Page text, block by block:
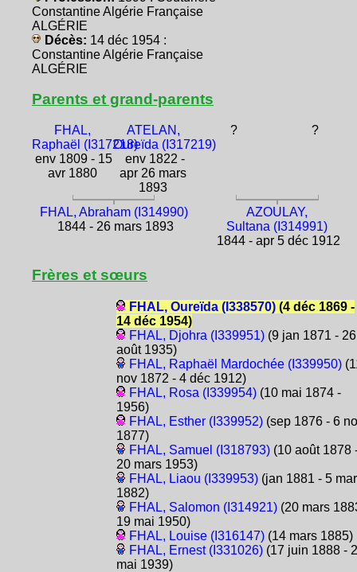
Constantine Algérie Française
ALGÉRIE
Décès: 14 déc 1954 :
Constantine Algérie Française
ALGÉRIE
Parents et grand-parents
FHAL,
Raphaël (I317218)
env 1809 - 15
avr 1880
ATELAN,
Oureïda (I317219)
env 1822 -
apr 26 mars
1893
? ?
FHAL, Abraham (I314990)
1844 - 26 mars 1893
AZOULAY,
Sultana (I314991)
1844 - apr 5 déc 1912
Frères et sœurs
FHAL, Oureïda (I338570)(4 déc 1869 -
14 déc 1954)
FHAL, Djohra (I339951)(9 jan 1871 - 26
août 1935)
FHAL, Raphaël Mardochée (I339950)
nov 1872 - 4 déc 1912)
FHAL, Rosa (I339954)(10 mai 1874 -
1956)
FHAL, Esther (I339952)(sep 1876 - 6
1877)
FHAL, Samuel (I318793)(10 août 1878
20 mars 1953)
FHAL, Liaou (I339953)(jan 1881 - 5
1882)
FHAL, Salomon (I314921)(20 mars
19 mai 1950)
FHAL, Louise (I316147)(14 mars 1885)
FHAL, Ernest (I331026)(17 juin 1888 -
mai 1939)